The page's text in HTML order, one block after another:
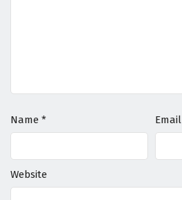
Name * Email
Website